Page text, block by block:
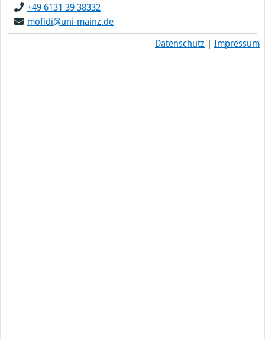
+49 6131 39 38332
mofidi@uni-mainz.de
Datenschutz | Impressum